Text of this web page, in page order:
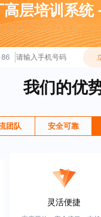
高层培训系统
我们的优
团队 安全可靠
灵活便捷